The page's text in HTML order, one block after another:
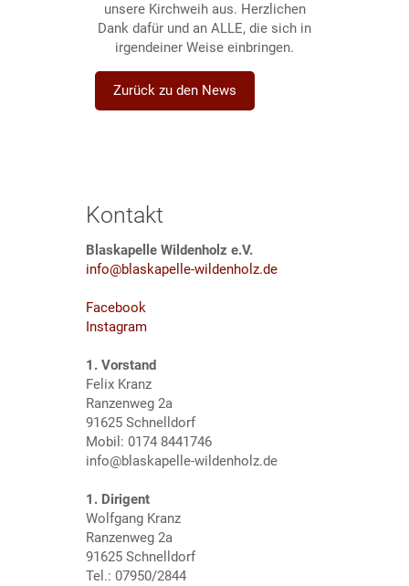
unsere Kirchweih aus. Herzlichen
Dank dafür und an ALLE, die sich in
irgendeiner Weise einbringen.
Zurück zu den News
Kontakt
Blaskapelle Wildenholz e.V.
info@blaskapelle-wildenholz.de
Facebook
Instagram
1. Vorstand
Felix Kranz
Ranzenweg 2a
91625 Schnelldorf
Mobil: 0174 8441746
info@blaskapelle-wildenholz.de
1. Dirigent
Wolfgang Kranz
Ranzenweg 2a
91625 Schnelldorf
Tel.: 07950/2844